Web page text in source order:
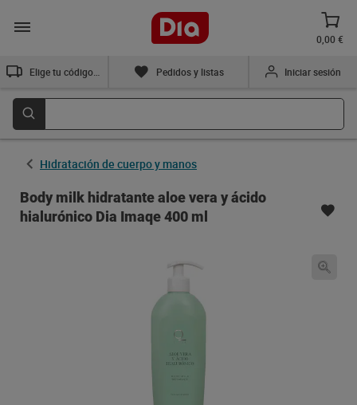
0,00 €
Pedidos y listas Iniciar sesión
Hidratación de cuerpo y manos
Body milk hidratante aloe vera y ácido
hialurónico Dia Imaqe 400 ml